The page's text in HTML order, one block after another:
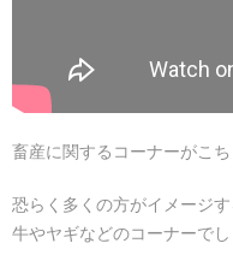
畜産に関するコーナーがこち
恐らく多くの方がイメージ
牛やヤギなどのコーナーでし